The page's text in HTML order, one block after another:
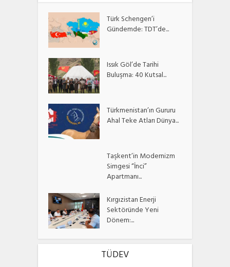
Türk Schengen’i
Gündemde: TDT’de...
Issık Göl’de Tarihi
Buluşma: 40 Kutsal...
Türkmenistan’ın Gururu
Ahal Teke Atları Dünya...
Taşkent’in Modernizm
Simgesi “İnci”
Apartmanı...
Kırgızistan Enerji
Sektöründe Yeni
Dönem:...
TÜDEV